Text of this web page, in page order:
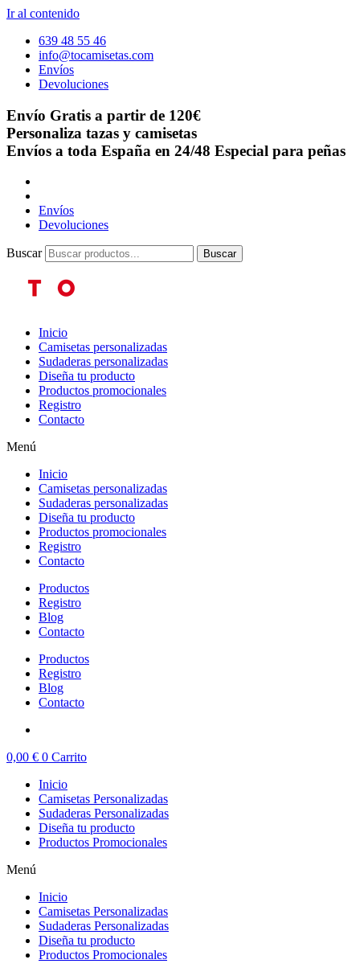
Ir al contenido
639 48 55 46
info@tocamisetas.com
Envíos
Devoluciones
Envío Gratis a partir de 120€
Personaliza tazas y camisetas
Envíos a toda España en 24/48 Especial para peñas
Envíos
Devoluciones
Buscar Buscar
Inicio
Camisetas personalizadas
Sudaderas personalizadas
Diseña tu producto
Productos promocionales
Registro
Contacto
Menú
Inicio
Camisetas personalizadas
Sudaderas personalizadas
Diseña tu producto
Productos promocionales
Registro
Contacto
Productos
Registro
Blog
Contacto
Productos
Registro
Blog
Contacto
0,00 € 0 Carrito
Inicio
Camisetas Personalizadas
Sudaderas Personalizadas
Diseña tu producto
Productos Promocionales
Menú
Inicio
Camisetas Personalizadas
Sudaderas Personalizadas
Diseña tu producto
Productos Promocionales